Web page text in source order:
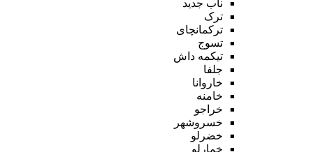
ناب جدید
ترک
ترکمانچای
تسوج
تیکمه داش
جلفا
خاروانا
خامنه
خراجو
خسروشهر
خضرلو
خمارلو